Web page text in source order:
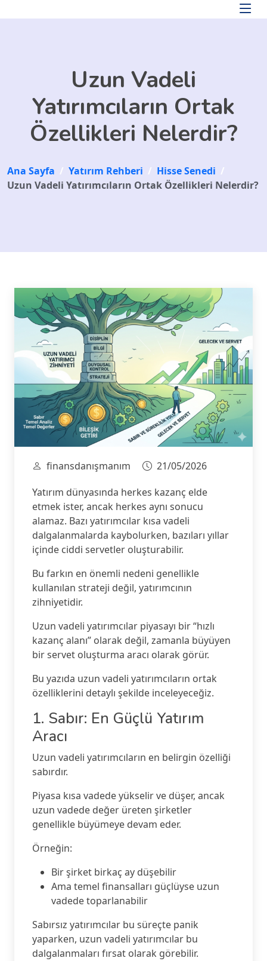
Uzun Vadeli
Yatırımcıların Ortak
Özellikleri Nelerdir?
Ana Sayfa / Yatırım Rehberi / Hisse Senedi /
Uzun Vadeli Yatırımcıların Ortak Özellikleri Nelerdir?
finansdanışmanım
21/05/2026
Yatırım dünyasında herkes kazanç elde
etmek ister, ancak herkes aynı sonucu
alamaz. Bazı yatırımcılar kısa vadeli
dalgalanmalarda kaybolurken, bazıları yıllar
içinde ciddi servetler oluşturabilir.
Bu farkın en önemli nedeni genellikle
kullanılan strateji değil, yatırımcının
zihniyetidir.
Uzun vadeli yatırımcılar piyasayı bir “hızlı
kazanç alanı” olarak değil, zamanla büyüyen
bir servet oluşturma aracı olarak görür.
Bu yazıda uzun vadeli yatırımcıların ortak
özelliklerini detaylı şekilde inceleyeceğiz.
1. Sabır: En Güçlü Yatırım
Aracı
Uzun vadeli yatırımcıların en belirgin özelliği
sabırdır.
Piyasa kısa vadede yükselir ve düşer, ancak
uzun vadede değer üreten şirketler
genellikle büyümeye devam eder.
Örneğin:
Bir şirket birkaç ay düşebilir
Ama temel finansalları güçlüyse uzun
vadede toparlanabilir
Sabırsız yatırımcılar bu süreçte panik
yaparken, uzun vadeli yatırımcılar bu
dalgalanmaları fırsat olarak görebilir.